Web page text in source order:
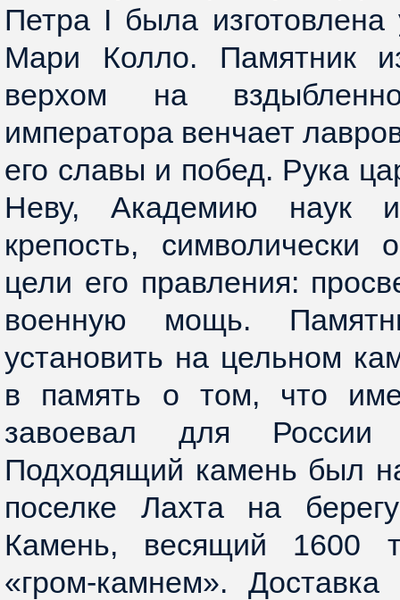
Петра I была
Мари Колло. Памятник
верхом на
императора венчает
его славы и побед. Рука
Неву, Академию наук и
крепость, символически
цели его правления:
военную мощь.
установить на цельном
в память о том, что
завоевал для
Подходящий камень был
поселке Лахта на
Камень, весящий 1600
«гром-камнем».